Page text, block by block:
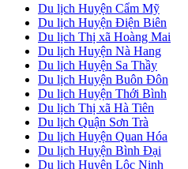
Du lịch Huyện Cẩm Mỹ
Du lịch Huyện Điện Biên
Du lịch Thị xã Hoàng Mai
Du lịch Huyện Nà Hang
Du lịch Huyện Sa Thầy
Du lịch Huyện Buôn Đôn
Du lịch Huyện Thới Bình
Du lịch Thị xã Hà Tiên
Du lịch Quận Sơn Trà
Du lịch Huyện Quan Hóa
Du lịch Huyện Bình Đại
Du lịch Huyện Lộc Ninh